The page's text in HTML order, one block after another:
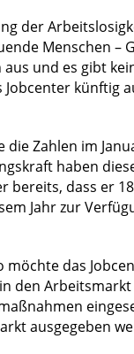
der
Menschen –
aus und es gibt
künftig
Zahlen im
haben
bereits, dass er
Jahr zur
möchte das
den
ausgegeben